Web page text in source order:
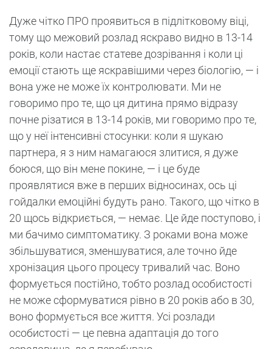
Дуже чітко ПРО проявиться в підлітковому віці,
тому що межовий розлад яскраво видно в 13-14
років, коли настає статеве дозрівання і коли ці
емоції стають ще яскравішими через біологію, — і
вона уже не може їх контролювати. Ми не
говоримо про те, що ця дитина прямо відразу
почне різатися в 13-14 років, ми говоримо про те,
що у неї інтенсивні стосунки: коли я шукаю
партнера, я з ним намагаюся злитися, я дуже
боюся, що він мене покине, — і це буде
проявлятися вже в перших відносинах, ось ці
гойдалки емоційні будуть рано. Такого, що чітко в
20 щось відкриється, — немає. Це йде поступово, і
ми бачимо симптоматику. З роками вона може
збільшуватися, зменшуватися, але точно йде
хронізация цього процесу тривалий час. Воно
формується постійно, тобто розлад особистості
не може сформуватися рівно в 20 років або в 30,
воно формується все життя. Усі розлади
особистості — це певна адаптація до того